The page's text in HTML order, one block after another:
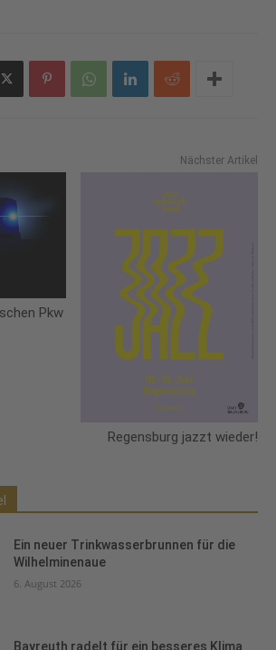
Pkw
Nächster Artikel
Regensburg jazzt wieder!
Ein neuer Trinkwasserbrunnen für die
Wilhelminenaue
6. August 2026
Bayreuth radelt für ein besseres Klima